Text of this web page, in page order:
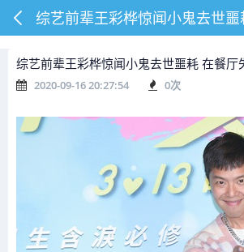
综艺前辈王彩桦惊闻小鬼去世噩耗 在餐厅
2020-09-16 20:27:54 0次